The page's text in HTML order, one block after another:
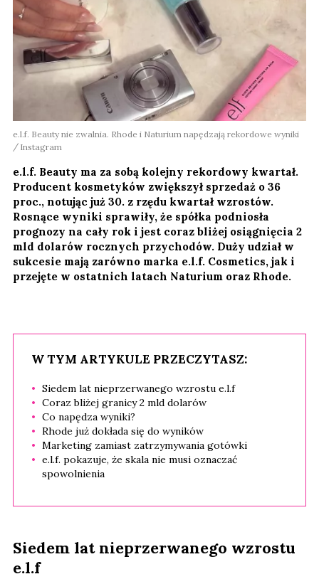
e.l.f. Beauty nie zwalnia. Rhode i Naturium napędzają rekordowe wyniki
Instagram
e.l.f. Beauty ma za sobą kolejny rekordowy kwartał.
Producent kosmetyków zwiększył sprzedaż o 36
proc., notując już 30. z rzędu kwartał wzrostów.
Rosnące wyniki sprawiły, że spółka podniosła
prognozy na cały rok i jest coraz bliżej osiągnięcia 2
mld dolarów rocznych przychodów. Duży udział w
sukcesie mają zarówno marka e.l.f. Cosmetics, jak i
przejęte w ostatnich latach Naturium oraz Rhode.
W TYM ARTYKULE PRZECZYTASZ:
Siedem lat nieprzerwanego wzrostu e.l.f
Coraz bliżej granicy 2 mld dolarów
Co napędza wyniki?
Rhode już dokłada się do wyników
Marketing zamiast zatrzymywania gotówki
e.l.f. pokazuje, że skala nie musi oznaczać
spowolnienia
Siedem lat nieprzerwanego wzrostu
e.l.f